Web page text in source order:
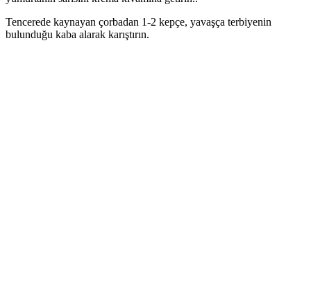
Tencerede kaynayan çorbadan 1-2 kepçe, yavaşça terbiyenin
bulunduğu kaba alarak karıştırın.